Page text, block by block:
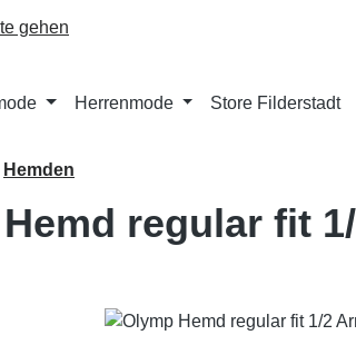
springen
Herrenmode Store Filderstadt
Hemden
regular fit